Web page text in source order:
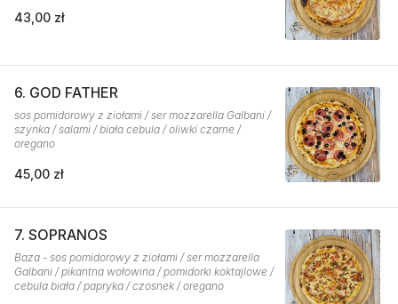
43,00 zł
6. GOD FATHER
sos pomidorowy z ziołami / ser mozzarella Galbani /
szynka / salami / biała cebula / oliwki czarne /
oregano
45,00 zł
7. SOPRANOS
Baza - sos pomidorowy z ziołami / ser mozzarella
Galbani / pikantna wołowina / pomidorki koktajlowe /
cebula biała / papryka / czosnek / oregano